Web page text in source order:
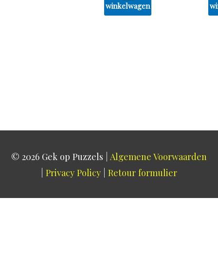
winkelwagen
© 2026 Gek op Puzzels
Algemene Voorwaarden
Privacy Policy Retour formulier